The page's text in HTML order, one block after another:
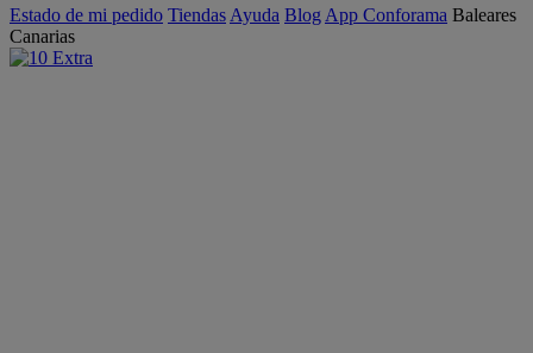
Estado de mi pedido Tiendas Ayuda Blog App Conforama Baleares
Canarias